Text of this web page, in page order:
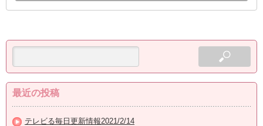
最近の投稿
テレビる毎日更新情報2021/2/14